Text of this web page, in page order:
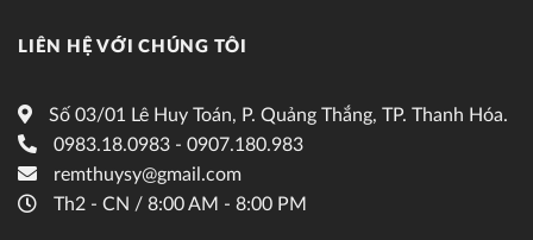
LIÊN HỆ VỚI CHÚNG TÔI
Số 03/01 Lê Huy Toán, P. Quảng Thắng, TP. Thanh Hóa.
0983.18.0983 - 0907.180.983
remthuysy@gmail.com
Th2 - CN / 8:00 AM - 8:00 PM